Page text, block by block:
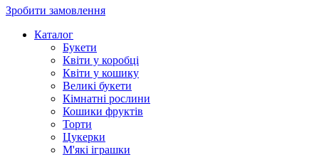
Зробити замовлення
Каталог
Букети
Квіти у коробці
Квіти у кошику
Великі букети
Кімнатні рослини
Кошики фруктів
Торти
Цукерки
М'які іграшки